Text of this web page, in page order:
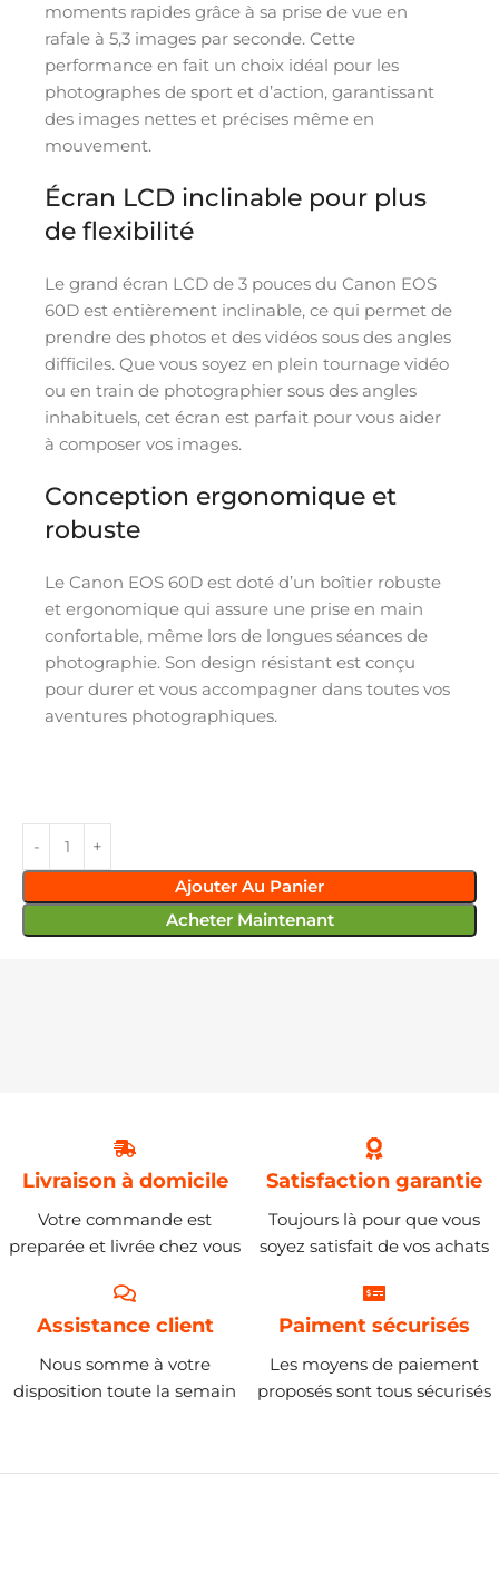
moments rapides grâce à sa prise de vue en
rafale à 5,3 images par seconde. Cette
performance en fait un choix idéal pour les
photographes de sport et d’action, garantissant
des images nettes et précises même en
mouvement.
Écran LCD inclinable pour plus
de flexibilité
Le grand écran LCD de 3 pouces du Canon EOS
60D est entièrement inclinable, ce qui permet de
prendre des photos et des vidéos sous des angles
difficiles. Que vous soyez en plein tournage vidéo
ou en train de photographier sous des angles
inhabituels, cet écran est parfait pour vous aider
à composer vos images.
Conception ergonomique et
robuste
Le Canon EOS 60D est doté d’un boîtier robuste
et ergonomique qui assure une prise en main
confortable, même lors de longues séances de
photographie. Son design résistant est conçu
pour durer et vous accompagner dans toutes vos
aventures photographiques.
Ajouter Au Panier
Acheter Maintenant
Livraison à domicile
Votre commande est
preparée et livrée chez vous
Satisfaction garantie
Toujours là pour que vous
soyez satisfait de vos achats
Assistance client
Nous somme à votre
disposition toute la semain
Paiment sécurisés
Les moyens de paiement
proposés sont tous sécurisés